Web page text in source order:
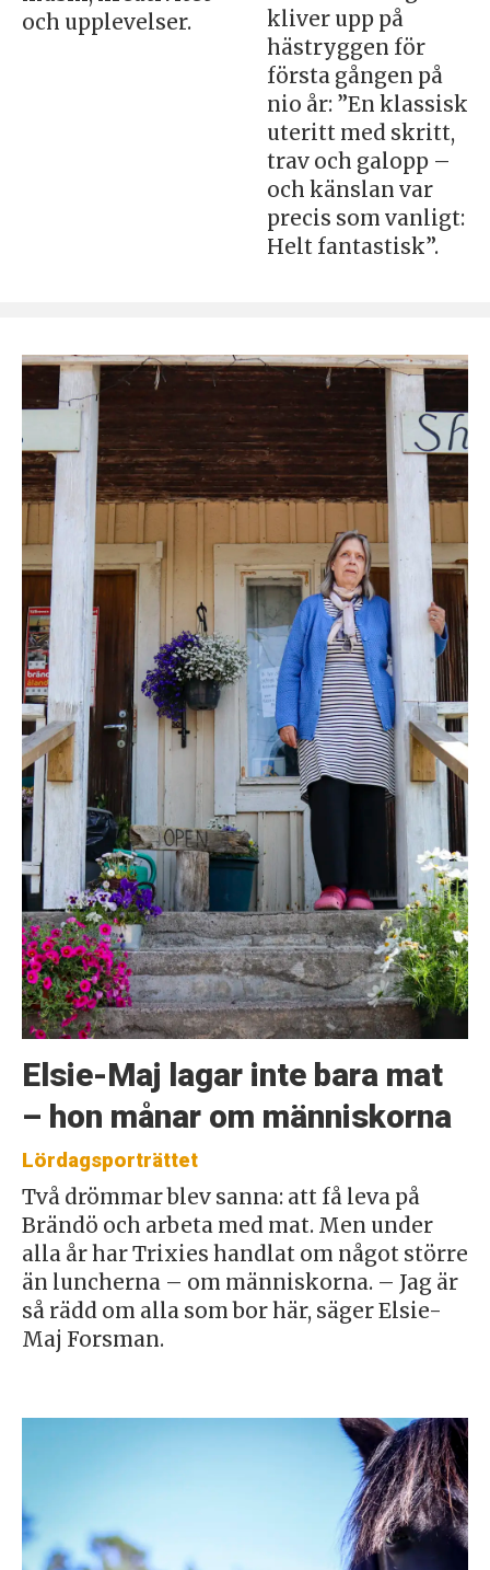
och upplevelser.
kliver upp på
hästryggen för
första gången på
nio år: ”En klassisk
uteritt med skritt,
trav och galopp –
och känslan var
precis som vanligt:
Helt fantastisk”.
Elsie-Maj lagar inte bara mat
– hon månar om människorna
Lördagsporträttet
Två drömmar blev sanna: att få leva på
Brändö och arbeta med mat. Men under
alla år har Trixies handlat om något större
än luncherna – om människorna. – Jag är
så rädd om alla som bor här, säger Elsie-
Maj Forsman.